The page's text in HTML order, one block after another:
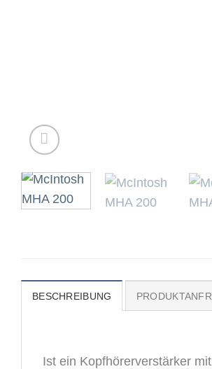
BESCHREIBUNG
Ist ein Kopfhörerverstärker